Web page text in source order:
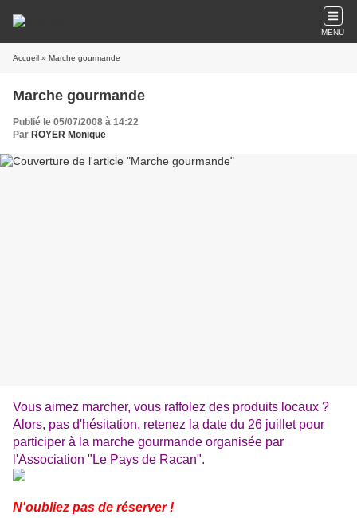
MENU
Accueil » Marche gourmande
Marche gourmande
Publié le 05/07/2008 à 14:22
Par ROYER Monique
Vous aimez marcher, vous raffolez des produits locaux ?
Alors, pas d'hésitation, retenez la date du 26 juillet pour
participer à la marche gourmande organisée par
l'Association "Le Pays de Racan".
N'oubliez pas de réserver !